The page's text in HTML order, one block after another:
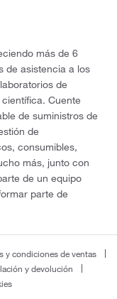
más de 6
de asistencia a los
de
Cuente
de suministros de
de
consumibles,
más, junto con
de un equipo
parte de
y condiciones de ventas
y devolución